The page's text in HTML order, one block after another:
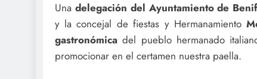
Una delegación del Ayuntamiento de
y la concejal de fiestas y Hermanamiento
gastronómica del pueblo hermanado
promocionar en el certamen nuestra paella.